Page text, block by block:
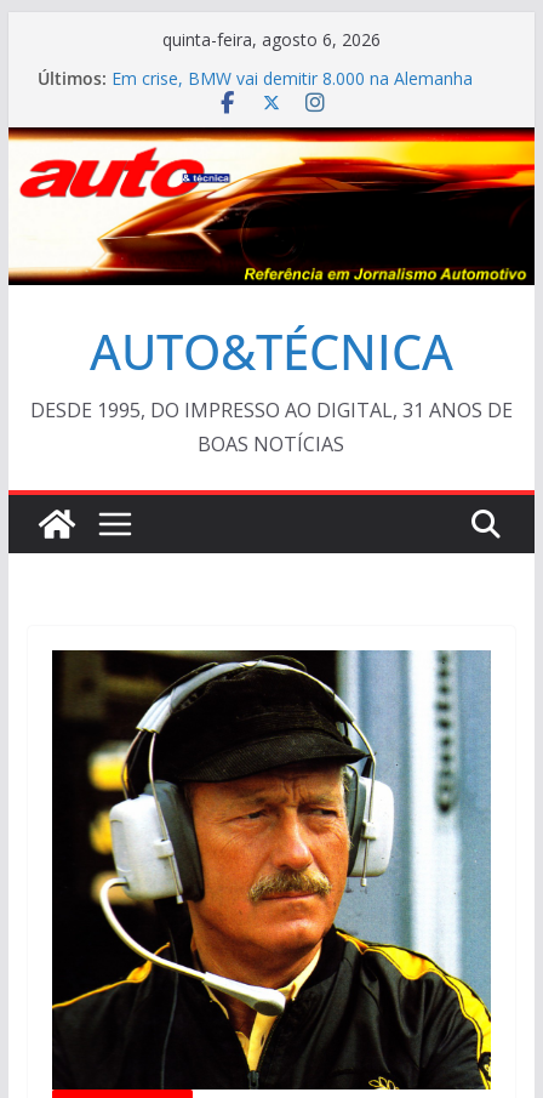
conteúdo
quinta-feira, agosto 6, 2026
Últimos: Em crise, BMW vai demitir 8.000 na Alemanha
VÍDEO ESPECIAL: os antigos no “Poços Classic
Car 2026”
AUTO&TÉCNICA FILES #139 – Chevrolet Calibra
1993
Cristiano Ronaldo mostra sua garagem
Ferrari Luce 2026: esgotada em dois meses
AUTO&TÉCNICA
DESDE 1995, DO IMPRESSO AO DIGITAL, 31 ANOS DE
BOAS NOTÍCIAS